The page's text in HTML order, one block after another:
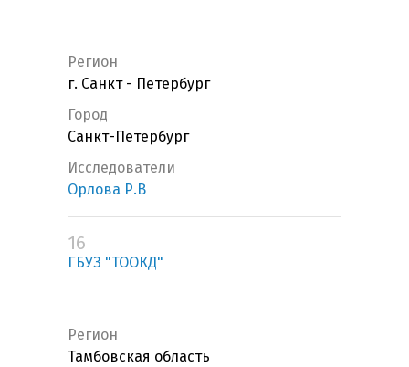
Регион
г. Санкт - Петербург
Город
Санкт-Петербург
Исследователи
Орлова Р.В
16
ГБУЗ "ТООКД"
Регион
Тамбовская область